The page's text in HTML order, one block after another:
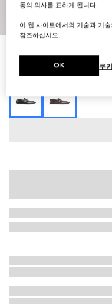
남성 더블 G 드라이버 슈
₩1,480,000
동의 의사를 표하게 됩니다.
이 웹 사이트에서의 기술과 기
참조하십시오.
쿠
OK